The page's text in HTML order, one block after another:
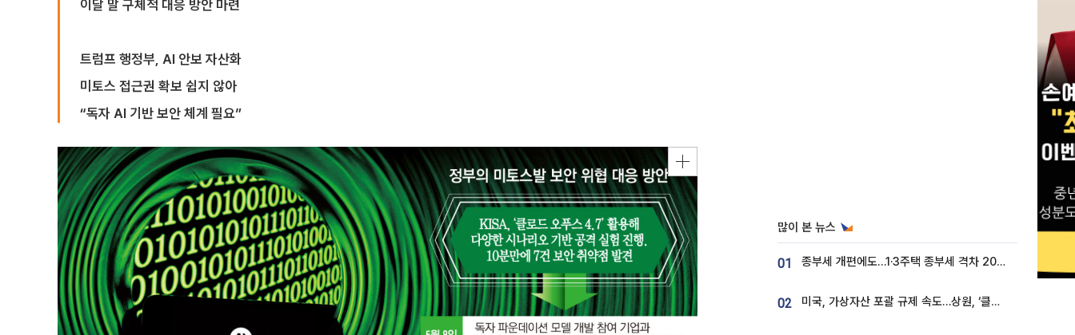
이달 말 구체적 대응 방안 마련
트럼프 행정부, AI 안보 자산화
미토스 접근권 확보 쉽지 않아
“독자 AI 기반 보안 체계 필요”
많이 본 뉴스
01 종부세 개편에도…1·3주택 종부세 격차 2028년부터 확대
02 미국, 가상자산 포괄 규제 속도…상원, ‘클래리티법’ 9월 절차투표 추진